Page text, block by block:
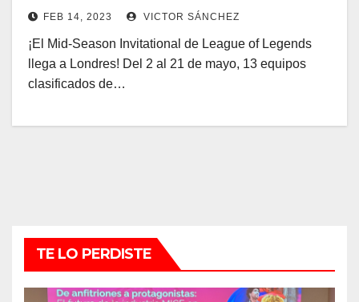
FEB 14, 2023 VICTOR SÁNCHEZ
¡El Mid-Season Invitational de League of Legends
llega a Londres! Del 2 al 21 de mayo, 13 equipos
clasificados de…
TE LO PERDISTE